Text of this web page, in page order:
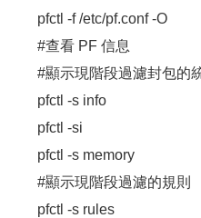
pfctl -f /etc/pf.conf -O
#查看 PF 信息
#顯示現階段過濾封包的
pfctl -s info
pfctl -si
pfctl -s memory
#顯示現階段過濾的規則
pfctl -s rules